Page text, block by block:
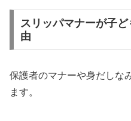
スリッパマナーが子
由
保護者のマナーや身だしな
ます。